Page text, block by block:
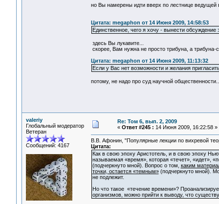
но Вы намерены идти вверх по лестнице ведущей
Цитата: megaphon от 14 Июня 2009, 14:58:53
Единственное, чего я хочу - вынести
здесь Вы лукавите...
скорее, Вам нужна не просто трибуна, а трибуна-
Цитата: megaphon от 14 Июня 2009, 11:13:32
Если у Вас нет возможности и желания
потому, не надо про суд научной
valeriy
Глобальный модератор
Ветеран
Сообщений: 4167
Re: Том 6, вып. 2, 2009
« Ответ #245 : 14 Июня 2009, 16:22:58 »
В.В. Афонин, "Популярные лекции по вихревой
Цитата:
Как в свою эпоху Аристотель, и в свою эпоху
называемая «время», которая «течет», «идет»,
(подчеркнуто мной). Вопрос о том, каким
точки, остается «темным»(подчеркнуто мной).
не подлежит.
Но что такое «течение времени»?
организмов, можно прийти к выводу, что